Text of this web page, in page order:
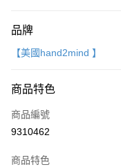
信用卡一次付款
Apple Pay
大哥付你分期
相關說明
1.本服務由台灣大哥大提供
AFTEE先享後付
品牌
【美國hand2mind 】
商品特色
商品編號
9310462
商品特色